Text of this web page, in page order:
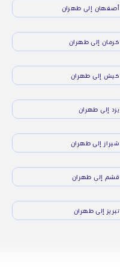
أصفهان إلى طهران
كرمان إلى طهران
كيش إلى طهران
يزد إلى طهران
شيراز إلى طهران
قشم إلى طهران
تبريز إلى طهران